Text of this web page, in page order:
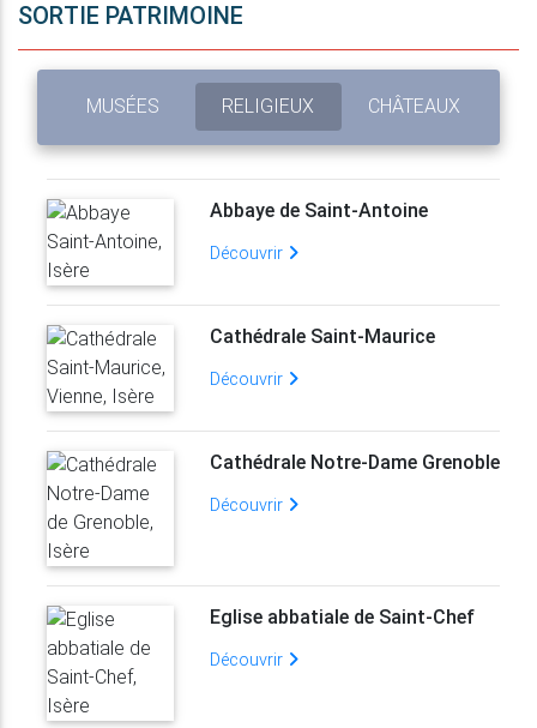
SORTIE PATRIMOINE
MUSÉES RELIGIEUX CHÂTEAUX
Abbaye de Saint-Antoine
Découvrir
Cathédrale Saint-Maurice
Découvrir
Cathédrale Notre-Dame Grenoble
Découvrir
Eglise abbatiale de Saint-Chef
Découvrir